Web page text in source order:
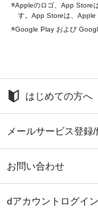
Appleのロゴ、App Store
す。App Storeは、Apple
Google Play および
はじめての方へ
メールサービス登録/
お問い合わせ
dアカウントログイン